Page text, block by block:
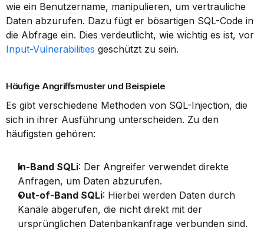
wie ein Benutzername, manipulieren, um vertrauliche
Daten abzurufen. Dazu fügt er bösartigen SQL-Code in
Input-Vulnerabilities geschützt zu sein.
Häufige Angriffsmuster und Beispiele
Es gibt verschiedene Methoden von SQL-Injection, die
sich in ihrer Ausführung unterscheiden. Zu den
häufigsten gehören:
In-Band SQLi: Der Angreifer verwendet direkte
Anfragen, um Daten abzurufen.
Out-of-Band SQLi: Hierbei werden Daten durch
Kanäle abgerufen, die nicht direkt mit der
ursprünglichen Datenbankanfrage verbunden sind.